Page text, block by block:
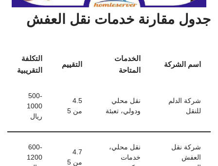
جدول مقارنة خدمات نقل العفش
اسم الشركة
الخدمات
المتاحة
التقييم
التكلفة
التقريبية
شركة الدلم
للنقل
نقل محلي
ودولي، تعبئة
4.5
من 5
500-
1000
ريال
شركة نقل
العفش
نقل محلي،
خدمات
4.7
من 5
600-
1200